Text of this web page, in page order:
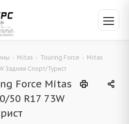
- Mitas - Touring Force - Mitas
Задняя Спорт/Турист
Force Mitas
50 R17 73W